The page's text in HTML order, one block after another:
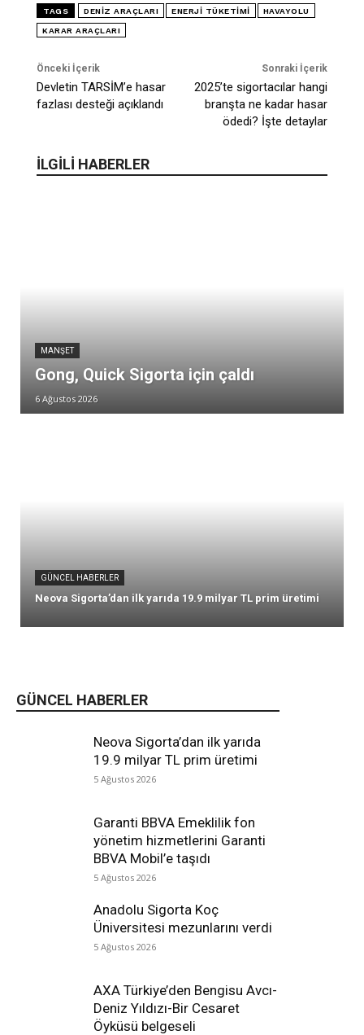
GÜNCEL HABERLER
Neova Sigorta’dan ilk yarıda
19.9 milyar TL prim üretimi
5 Ağustos 2026
Garanti BBVA Emeklilik fon
yönetim hizmetlerini Garanti
BBVA Mobil’e taşıdı
5 Ağustos 2026
Anadolu Sigorta Koç
Üniversitesi mezunlarını verdi
5 Ağustos 2026
AXA Türkiye’den Bengisu Avcı-
Deniz Yıldızı-Bir Cesaret
Öyküsü belgeseli
TAGS DENIZ ARAÇLARI ENERJI TÜKETIMI HAVAYOLU
KARAR ARAÇLARI
Önceki İçerik
Devletin TARSİM’e hasar
fazlası desteği açıklandı
Sonraki İçerik
2025’te sigortacılar hangi
branşta ne kadar hasar
ödedi? İşte detaylar
İLGİLİ HABERLER
MANŞET
Gong, Quick Sigorta için çaldı
6 Ağustos 2026
GÜNCEL HABERLER
Neova Sigorta’dan ilk yarıda 19.9 milyar TL prim üretimi